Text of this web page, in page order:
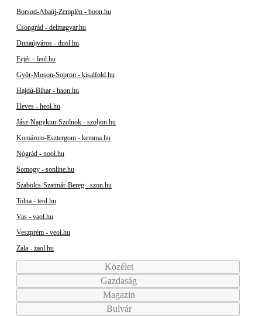
Borsod-Abaúj-Zemplén - boon.hu
Csongrád - delmagyar.hu
Dunaújváros - duol.hu
Fejér - feol.hu
Győr-Moson-Sopron - kisalfold.hu
Hajdú-Bihar - haon.hu
Heves - heol.hu
Jász-Nagykun-Szolnok - szoljon.hu
Komárom-Esztergom - kemma.hu
Nógrád - nool.hu
Somogy - sonline.hu
Szabolcs-Szatmár-Bereg - szon.hu
Tolna - teol.hu
Vas - vaol.hu
Veszprém - veol.hu
Zala - zaol.hu
Közélet
Gazdaság
Magazin
Bulvár